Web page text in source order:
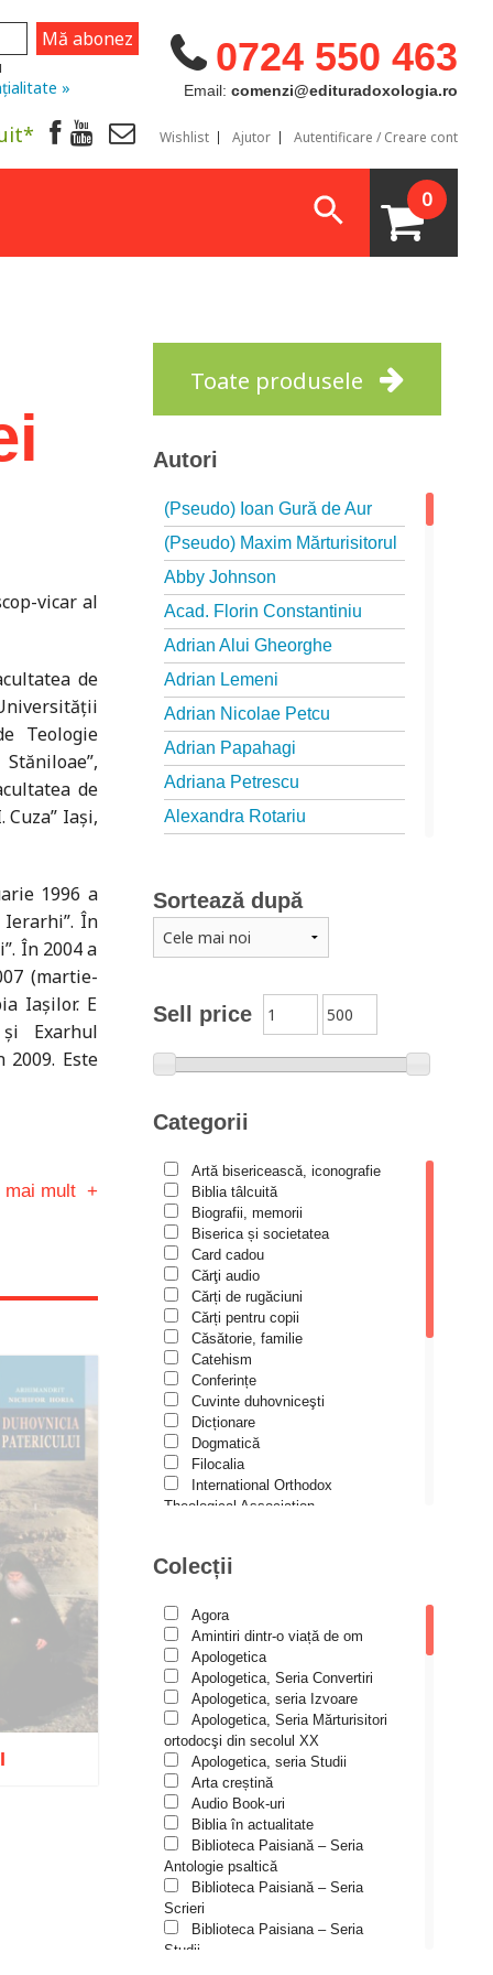
0724 550 463
Email: comenzi@edituradoxologia.ro
»
Wishlist Ajutor Autentificare / Creare cont
0
vicar al
de
Teologie
de
Iaşi,
1996 a
În
În 2004 a
(martie-
Iaşilor. E
Exarhul
Este
mai mult +
Toate produsele
Autori
(Pseudo) Ioan Gură de Aur
(Pseudo) Maxim Mărturisitorul
Abby Johnson
Acad. Florin Constantiniu
Adrian Alui Gheorghe
Adrian Lemeni
Adrian Nicolae Petcu
Adrian Papahagi
Adriana Petrescu
Alexandra Rotariu
Alexandru Elian
Alexandru Huțanu
Moldovanu
Alexandru Mihăilă
Alexandru Rădescu
Alina Ana Nistor
Alphonse de LAMARTINE
Amy Parker
Ana Iacov
Ana-Lorina Iacob
Anastasiya Sokolova
Anca Apostol
Anca Vasiliu
Andreea Ogăraru
Andreea și Ana Maria
Lemnaru
Andrei Macar
Andrew Stephen Damick
Anthony Stehlin
Araz Veliev
Arhid. dr. Iulian-Ciprian Rusu
Arhid. John Chryssavgis
Arhid. Laurean Mircea
Arhid. lect. univ. dr. Adrian-
Sorin Mihalache
Arhidiacon Alexandru Grigoraș
Arhim. Athanasie
Stavrovouniotul
Arhim. Clement Haralam
Sell price
Categorii
Artă bisericească, iconografie
Biblia tâlcuită
Biografii, memorii
Biserica și societatea
Card cadou
Cărţi audio
Cărți de rugăciuni
Cărți pentru copii
Căsătorie, familie
Catehism
Conferințe
Cuvinte duhovniceşti
Dicționare
Dogmatică
Filocalia
International Orthodox
Theological Association
Liturgică şi Pastorală
Pateric
Patristică
Pelerinaje/Turism
Poezie și proză creștină
Predici/Omilii
Psihoterapie ortodoxă
Religie, știință, filosofie
Sănătate/Stil de viaţă
Spiritualitate ortodoxă
Studii
Vieți de sfinți
Colecții
Agora
Amintiri dintr-o viață de om
Apologetica
Apologetica, Seria Convertiri
Apologetica, seria Izvoare
Apologetica, Seria Mărturisitori
ortodocşi din secolul XX
Apologetica, seria Studii
Arta creștină
Audio Book-uri
Biblia în actualitate
Biblioteca Paisiană – Seria
Antologie psaltică
Biblioteca Paisiană – Seria
Scrieri
Biblioteca Paisiana – Seria
Studii
Sortează după